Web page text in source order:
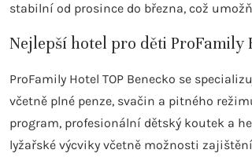
stabilní od prosince do března, což
Nejlepší hotel pro děti ProFamily
ProFamily Hotel TOP Benecko se
včetně plné penze, svačin a pitného
program, profesionální dětský koutek a
lyžařské výcviky včetně možnosti